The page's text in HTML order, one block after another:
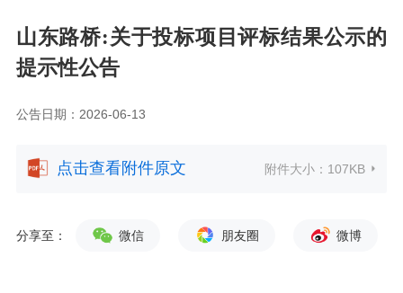
山东路桥:关于投标项目评标结果公示的
提示性公告
公告日期：2026-06-13
点击查看附件原文 附件大小： 107KB
分享至： 微信 朋友圈 微博